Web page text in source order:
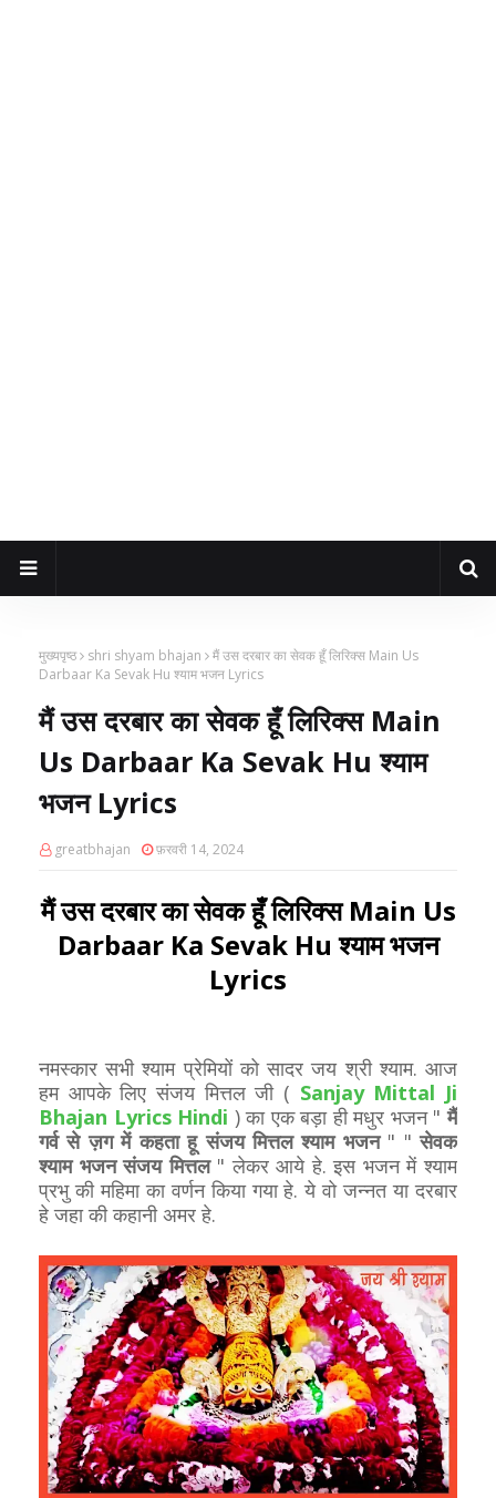
मुख्यपृष्ठ shri shyam bhajan
मैं उस दरबार का सेवक हूँ लिरिक्स Main Us
Darbaar Ka Sevak Hu श्याम भजन Lyrics
मैं उस दरबार का सेवक हूँ लिरिक्स Main
Us Darbaar Ka Sevak Hu श्याम
भजन Lyrics
greatbhajan फ़रवरी 14, 2024
मैं उस दरबार का सेवक हूँ लिरिक्स Main Us
Darbaar Ka Sevak Hu श्याम भजन
Lyrics
नमस्कार सभी श्याम प्रेमियों को सादर जय श्री श्याम. आज
हम आपके लिए संजय मित्तल जी ( Sanjay Mittal Ji
Bhajan Lyrics Hindi ) का एक बड़ा ही मधुर भजन "मैं
गर्व से ज़ग में कहता हू संजय मित्तल श्याम भजन" "सेवक
श्याम भजन संजय मित्तल" लेकर आये हे. इस भजन में श्याम
प्रभु की महिमा का वर्णन किया गया हे. ये वो जन्नत या दरबार
हे जहा की कहानी अमर हे.